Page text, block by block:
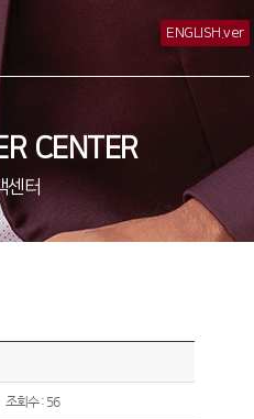
ENGLISH.ver
CENTER
센터
조회수 : 56